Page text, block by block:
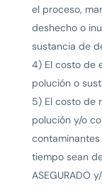
el proceso,
deshecho o
sustancia de
4) El costo de
polución o
5) El costo de
polución y/o
tiempo sean
ASEGURADO